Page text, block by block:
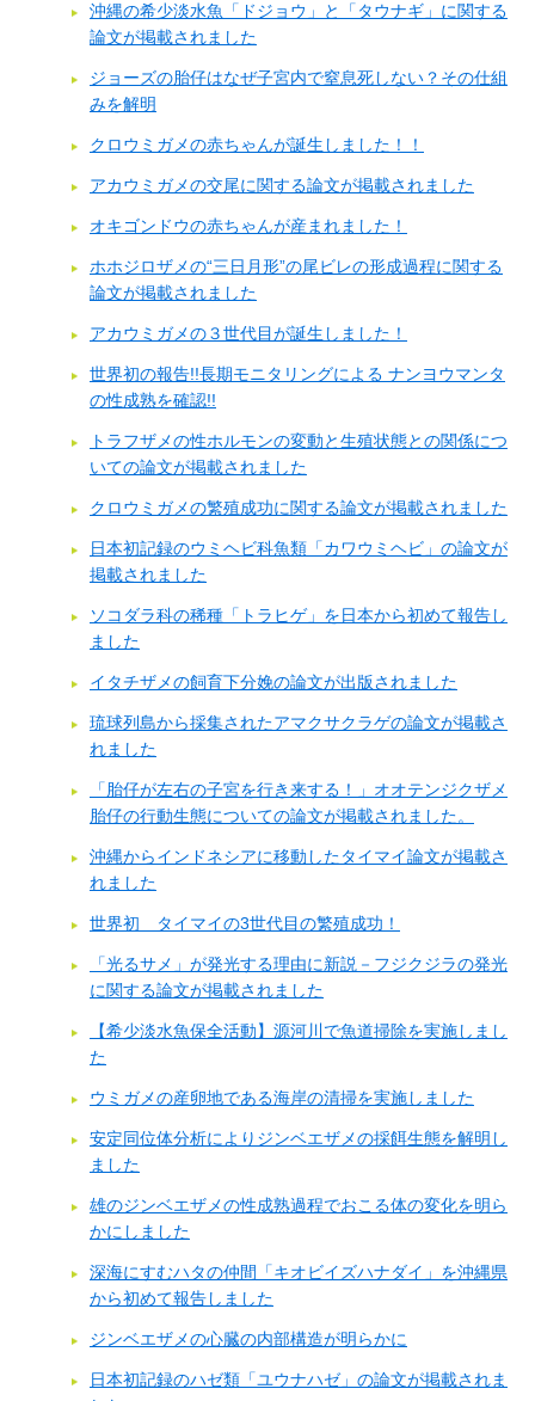
沖縄の希少淡水魚「ドジョウ」と「タウナギ」に関する
論文が掲載されました
ジョーズの胎仔はなぜ子宮内で窒息死しない？その仕組
みを解明
クロウミガメの赤ちゃんが誕生しました！！
アカウミガメの交尾に関する論文が掲載されました
オキゴンドウの赤ちゃんが産まれました！
ホホジロザメの“三日月形”の尾ビレの形成過程に関する
論文が掲載されました
アカウミガメの３世代目が誕生しました！
世界初の報告!!長期モニタリングによる ナンヨウマンタ
の性成熟を確認!!
トラフザメの性ホルモンの変動と生殖状態との関係につ
いての論文が掲載されました
クロウミガメの繁殖成功に関する論文が掲載されました
日本初記録のウミヘビ科魚類「カワウミヘビ」の論文が
掲載されました
ソコダラ科の稀種「トラヒゲ」を日本から初めて報告し
ました
イタチザメの飼育下分娩の論文が出版されました
琉球列島から採集されたアマクサクラゲの論文が掲載さ
れました
「胎仔が左右の子宮を行き来する！」オオテンジクザメ
胎仔の行動生態についての論文が掲載されました。
沖縄からインドネシアに移動したタイマイ論文が掲載さ
れました
世界初 タイマイの3世代目の繁殖成功！
「光るサメ」が発光する理由に新説－フジクジラの発光
に関する論文が掲載されました
【希少淡水魚保全活動】源河川で魚道掃除を実施しまし
た
ウミガメの産卵地である海岸の清掃を実施しました
安定同位体分析によりジンベエザメの採餌生態を解明し
ました
雄のジンベエザメの性成熟過程でおこる体の変化を明ら
かにしました
深海にすむハタの仲間「キオビイズハナダイ」を沖縄県
から初めて報告しました
ジンベエザメの心臓の内部構造が明らかに
日本初記録のハゼ類「ユウナハゼ」の論文が掲載されま